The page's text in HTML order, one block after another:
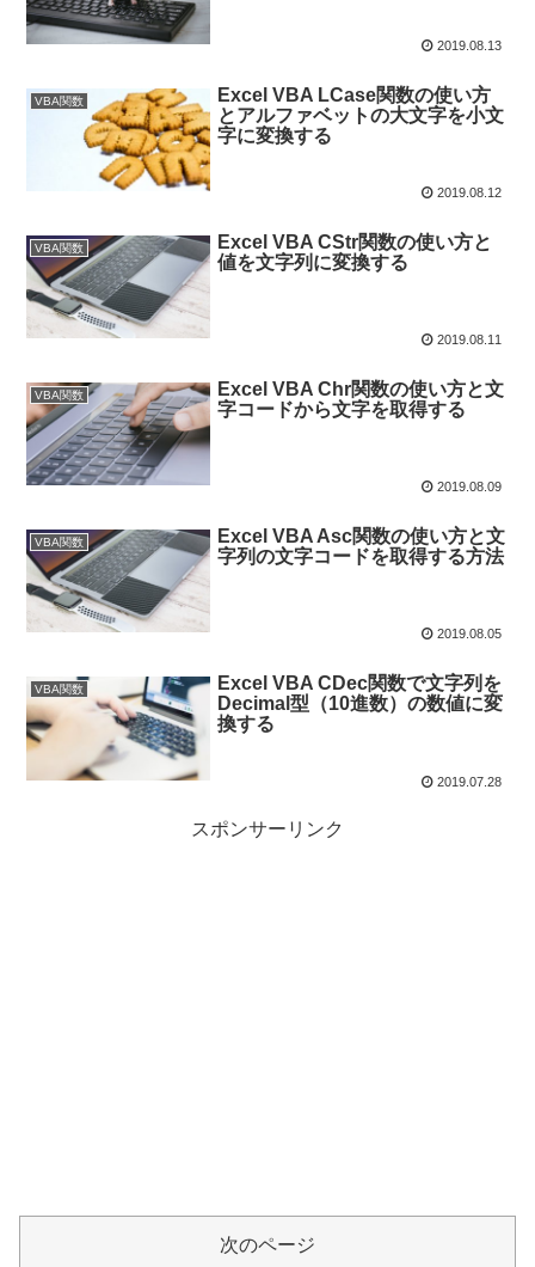
2019.08.13
VBA関数
Excel VBA LCase関数の使い方
とアルファベットの大文字を小文
字に変換する
2019.08.12
VBA関数
Excel VBA CStr関数の使い方と
値を文字列に変換する
2019.08.11
VBA関数
Excel VBA Chr関数の使い方と文
字コードから文字を取得する
2019.08.09
VBA関数
Excel VBA Asc関数の使い方と文
字列の文字コードを取得する方法
2019.08.05
VBA関数
Excel VBA CDec関数で文字列を
Decimal型（10進数）の数値に変
換する
2019.07.28
スポンサーリンク
次のページ